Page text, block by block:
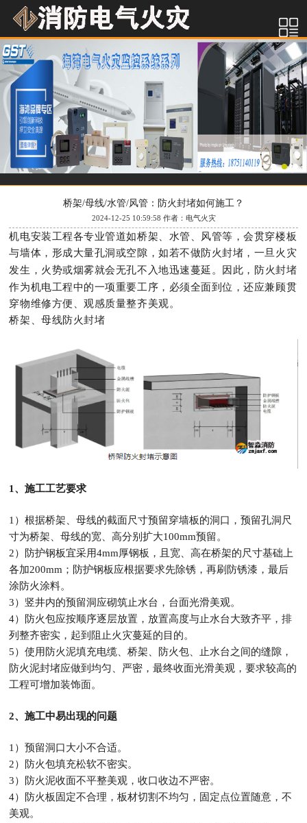
桥架/母线/水管/风管：防火封堵如何施工？
2024-12-25 10:59:58 作者：电气火灾
机电安装工程各专业管道如桥架、水管、风管等，会贯穿楼板
与墙体，形成大量孔洞或空隙，如若不做防火封堵，一旦火灾
发生，火势或烟雾就会无孔不入地迅速蔓延。 因此，防火封堵
作为机电工程中的一项重要工序，必须全面到位，还应兼顾贯
穿物维修方便、观感质量整齐美观。
桥架、母线防火封堵
1、施工工艺要求
1）根据桥架、母线的截面尺寸预留穿墙板的洞口，预留孔洞尺
寸为桥架、母线的宽、高分别扩大100mm预留。
2）防护钢板宜采用4mm厚钢板，且宽、高在桥架的尺寸基础上
各加200mm；防护钢板应根据要求先除锈，再刷防锈漆，最后
涂防火涂料。
3）竖井内的预留洞应砌筑止水台，台面光滑美观。
4）防火包应按顺序逐层放置，放置高度与止水台大致齐平，排
列整齐密实， 起到阻止火灾蔓延的目的。
5）使用防火泥填充电缆、桥架、防火包、止水台之间的缝隙，
防火泥封堵应做到均匀、严密，最终收面光滑美观，要求较高的
工程可增加装饰面。
2、施工中易出现的问题
1）预留洞口大小不合适。
2）防火包填充松软不密实。
3）防火泥收面不平整美观，收口收边不严密。
4）防火板固定不合理，板材切割不均匀，固定点位置随意，不
美观。